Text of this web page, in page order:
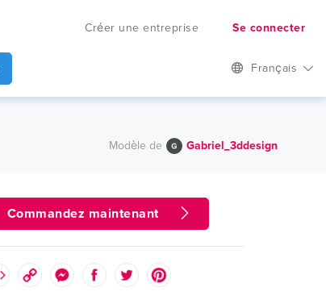
Créer une entreprise Se connecter
Français
Modèle de Gabriel_3ddesign
Commandez maintenant